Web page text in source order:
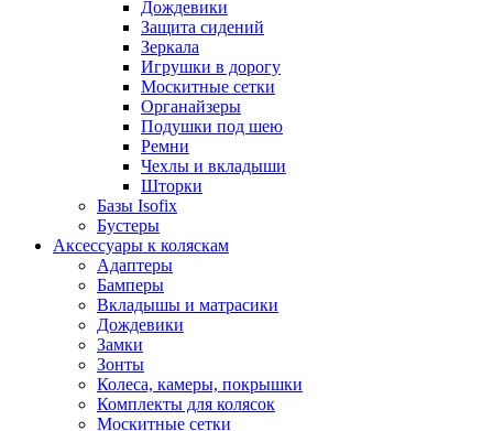
Дождевики
Защита сидений
Зеркала
Игрушки в дорогу
Москитные сетки
Органайзеры
Подушки под шею
Ремни
Чехлы и вкладыши
Шторки
Базы Isofix
Бустеры
Аксессуары к коляскам
Адаптеры
Бамперы
Вкладышы и матрасики
Дождевики
Замки
Зонты
Колеса, камеры, покрышки
Комплекты для колясок
Москитные сетки